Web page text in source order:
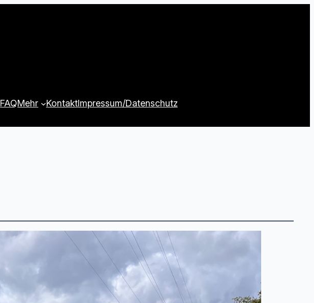
FAQMehr KontaktImpressum/Datenschutz